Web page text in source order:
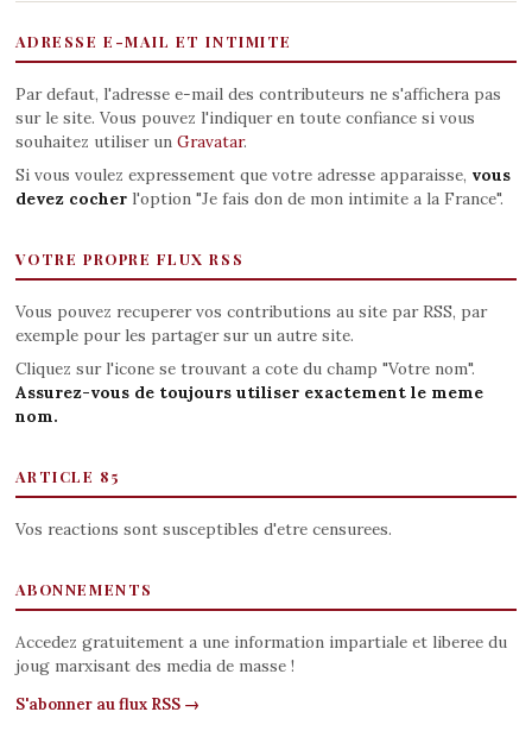
ADRESSE E-MAIL ET INTIMITE
Par defaut, l'adresse e-mail des contributeurs ne s'affichera pas
sur le site. Vous pouvez l'indiquer en toute confiance si vous
souhaitez utiliser un Gravatar.
Si vous voulez expressement que votre adresse apparaisse, vous
devez cocherl'option "Je fais don de mon intimite a la France".
VOTRE PROPRE FLUX RSS
Vous pouvez recuperer vos contributions au site par RSS, par
exemple pour les partager sur un autre site.
Cliquez sur l'icone se trouvant a cote du champ "Votre nom".
Assurez-vous de toujours utiliser exactement le meme
nom.
ARTICLE 85
Vos reactions sont susceptibles d'etre censurees.
ABONNEMENTS
Accedez gratuitement a une information impartiale et liberee du
joug marxisant des media de masse !
S'abonner au flux RSS →